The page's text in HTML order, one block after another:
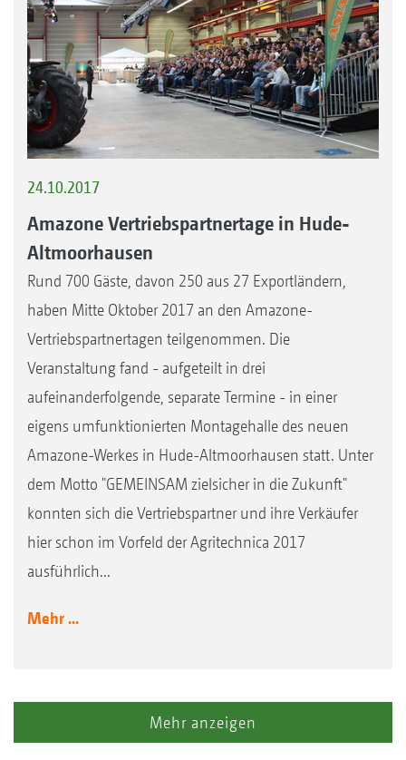
24.10.2017
Amazone Vertriebspartnertage in Hude-
Altmoorhausen
Rund 700 Gäste, davon 250 aus 27 Exportländern,
haben Mitte Oktober 2017 an den Amazone-
Vertriebspartnertagen teilgenommen. Die
Veranstaltung fand - aufgeteilt in drei
aufeinanderfolgende, separate Termine - in einer
eigens umfunktionierten Montagehalle des neuen
Amazone-Werkes in Hude-Altmoorhausen statt. Unter
dem Motto "GEMEINSAM zielsicher in die Zukunft"
konnten sich die Vertriebspartner und ihre Verkäufer
hier schon im Vorfeld der Agritechnica 2017
ausführlich...
Mehr ...
Mehr anzeigen